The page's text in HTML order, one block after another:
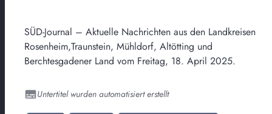
SÜD-Journal – Aktuelle Nachrichten aus den Landkreisen
Rosenheim,Traunstein, Mühldorf, Altötting und
Berchtesgadener Land vom Freitag, 18. April 2025.
Untertitel wurden automatisiert erstellt